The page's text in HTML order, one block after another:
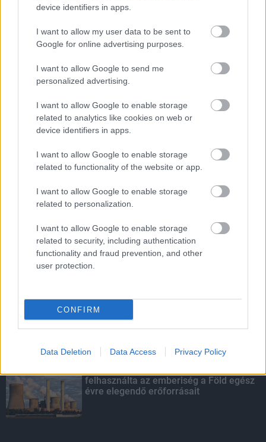
device identifiers in apps.
I want to allow my user data to be sent to
Google for online advertising purposes.
I want to allow Google to send me
personalized advertising.
I want to allow Google to enable storage
related to analytics like cookies on web or
device identifiers in apps.
I want to allow Google to enable storage
related to functionality of the website or app.
I want to allow Google to enable storage
related to personalization.
I want to allow Google to enable storage
related to security, including authentication
functionality and fraud prevention, and other
user protection.
CONFIRM
Data Deletion Data Access Privacy Policy
BEINDULT AZ ŐSZIBARACKSZEZON,
SZEPTEMBERIG ÉLVEZHETJÜK
HIRDETÉS
HIRDETÉS
A lakosságra is fontos szerep hárul a
szúnyoginvázió elkerülésében
Energiaválság: az éjszakai fordulat
bizakodásra ad okot
felhasználta az emberiség a Föld egész
évre elegendő erőforrásait